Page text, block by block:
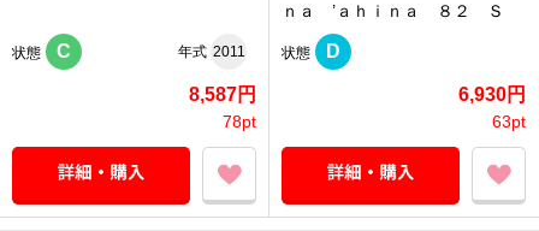
状態 C 年式 2011
8,587円
78pt
ｎａ ’ａｈｉｎａ ８２ Ｓ
状態 D
6,930円
63pt